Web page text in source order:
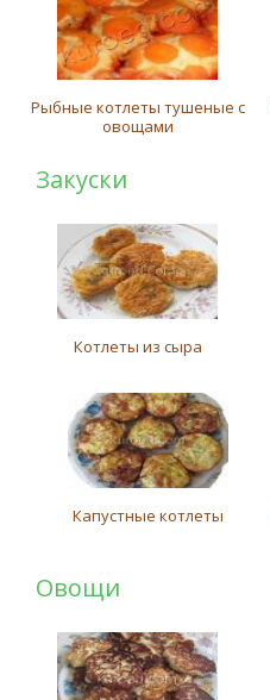
Рыбные котлеты тушеные с
овощами
Закуски
Котлеты из сыра
Капустные котлеты
Овощи